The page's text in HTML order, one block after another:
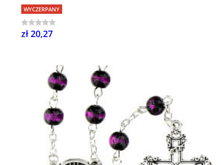
WYCZERPANY
zł 20,27